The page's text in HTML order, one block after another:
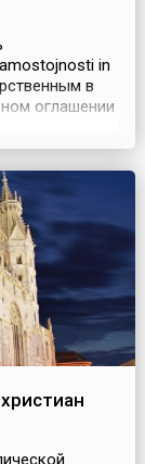
in
в
оглашении
поставлен
...